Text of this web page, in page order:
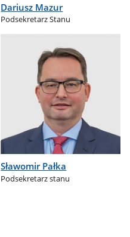
Dariusz Mazur
Podsekretarz Stanu
Sławomir Pałka
Podsekretarz stanu